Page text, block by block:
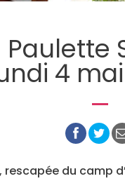
4
rescapée du camp